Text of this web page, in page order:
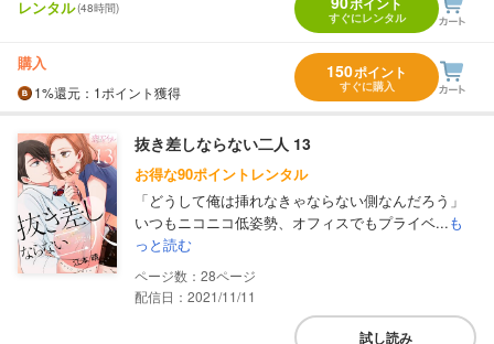
レンタル(48時間)
すぐにレンタル
購入
1%還元 ：1ポイント獲得
150ポイント
すぐに購入
抜き差しならない二人 13
お得な90ポイントレンタル
「どうして俺は挿れなきゃならない側なんだろう」
いつもニコニコ低姿勢、オフィスでもプライベ...も
っと読む
28
配信日：2021/11/11
試し読み